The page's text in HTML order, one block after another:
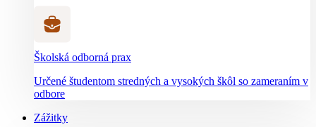
Školská odborná prax
Určené študentom stredných a vysokých škôl so zameraním v
odbore
Zážitky